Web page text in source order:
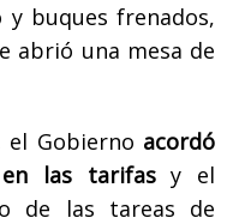
y buques frenados,
abrió una mesa de
el Gobierno acordó
las tarifasy el
de las tareas de